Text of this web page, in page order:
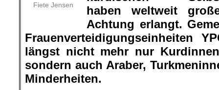
Fiete Jensen
haben weltweit
Achtung erlangt.
Frauenverteidigungseinheiten
längst nicht mehr nur
sondern auch Araber,
Minderheiten.